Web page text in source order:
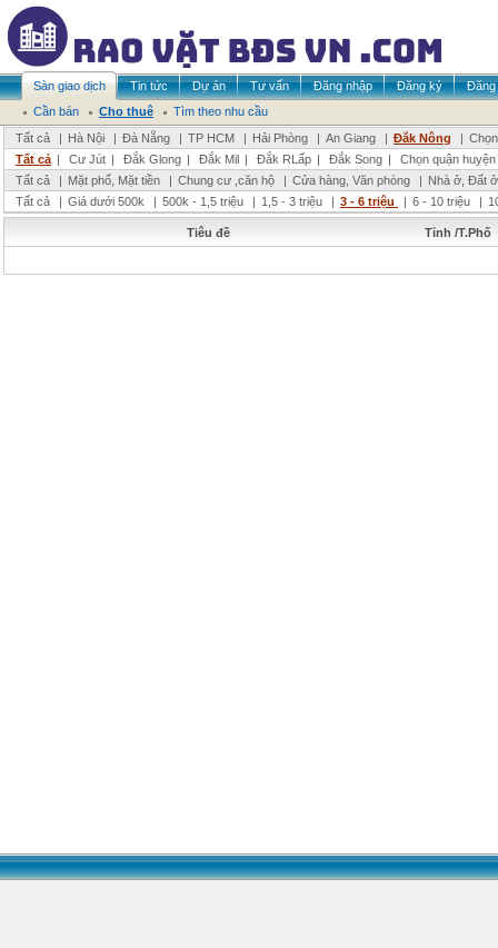
Sàn giao dịch Tin tức Dự án Tư vấn Đăng nhập Đăng ký
Đăng
Cần bán
Cho thuê
Tìm theo nhu cầu
Tất cả
| Hà Nội | Đà Nẵng | TP HCM | Hải Phòng | An Giang | Đắk Nông |
Tất cả | Cư Jút | Đắk Glong | Đắk Mil | Đắk RLấp | Đắk Song |
Chọn quận
Tất cả
| Mặt phố, Mặt tiền | Chung cư ,căn hộ | Cửa hàng, Văn phòng | Nhà ở, Đất ở
Tất cả
| Giá dưới 500k | 500k - 1,5 triệu | 1,5 - 3 triệu | 3 - 6 triệu | 6 - 10 triệu |
Tiêu đề Tỉnh /T.Phố